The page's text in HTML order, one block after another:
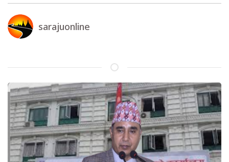
sarajuonline